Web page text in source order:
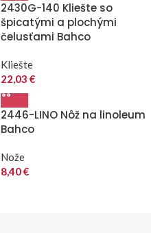
2430G-140 Kliešte so
špicatými a plochými
čelusťami Bahco
Kliešte
22,03 €
2446-LINO Nôž na linoleum
Bahco
Nože
8,40€